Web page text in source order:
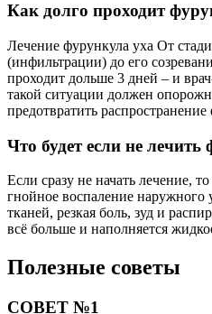
Как долго проходит
Лечение фурункула уха От
(инфильтрации) до его
проходит дольше 3 дней – и
такой ситуации должен
предотвратить
Что будет если не лечить
Если сразу не начать лечение,
гнойное воспаление наружного
тканей, резкая боль, зуд и
всё больше и наполняется
Полезные советы
СОВЕТ №1